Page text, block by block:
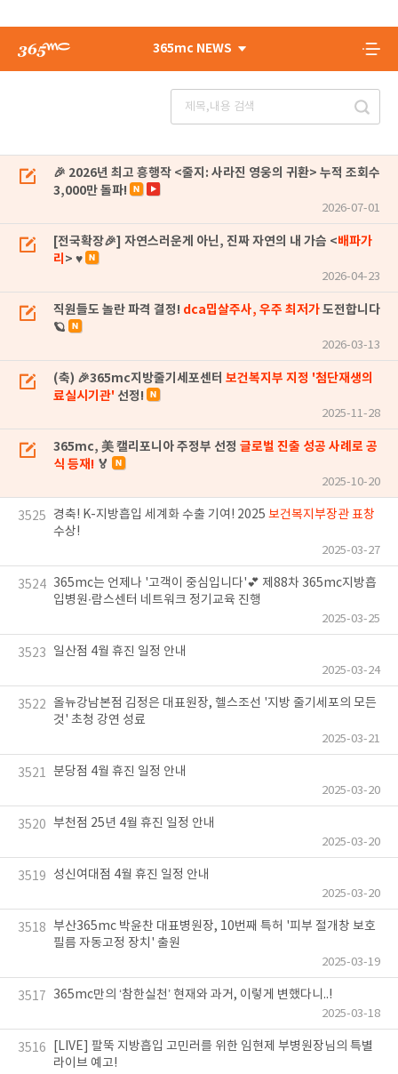
365mc NEWS
🎉 2026년 최고 흥행작 <줄지: 사라진 영웅의 귀환> 누적 조회수
3,000만 돌파!
2026-07-01
[전국확장🎉] 자연스러운게 아닌, 진짜 자연의 내 가슴 <배파가
리 > ♥
2026-04-23
직원들도 놀란 파격 결정! dca밉살주사, 우주 최저가도전합니다
🪐
2026-03-13
(축) 🎉365mc지방줄기세포센터 보건복지부 지정 '첨단재생의
료실시기관' 선정!
2025-11-28
365mc, 美 캘리포니아 주정부 선정 글로벌 진출 성공 사례로 공
식 등재! 🏅
2025-10-20
3525 경축! K-지방흡입 세계화 수출 기여! 2025 보건복지부장관 표창
수상!
2025-03-27
3524 365mc는 언제나 '고객이 중심입니다'💕 제88차 365mc지방흡
입병원∙람스센터 네트워크 정기교육 진행
2025-03-25
3523 일산점 4월 휴진 일정 안내
2025-03-24
3522 올뉴강남본점 김정은 대표원장, 헬스조선 '지방 줄기세포의 모든
것' 초청 강연 성료
2025-03-21
3521 분당점 4월 휴진 일정 안내
2025-03-20
3520 부천점 25년 4월 휴진 일정 안내
2025-03-20
3519 성신여대점 4월 휴진 일정 안내
2025-03-20
3518 부산365mc 박윤찬 대표병원장, 10번째 특허 '피부 절개창 보호
필름 자동고정 장치' 출원
2025-03-19
3517 365mc만의 ‘참한실천’ 현재와 과거, 이렇게 변했다니..!
2025-03-18
3516
[LIVE] 팔뚝 지방흡입 고민러를 위한 임현제 부병원장님의 특별
라이브 예고!